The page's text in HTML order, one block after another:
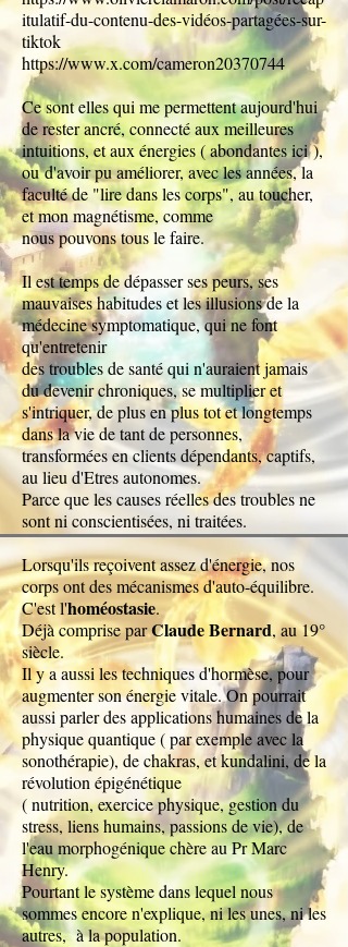
itulatif-du-contenu-des-vidéos-partagées-sur-
tiktok
https://www.x.com/cameron20370744
Ce sont elles qui me permettent aujourd'hui
de rester ancré, connecté aux meilleures
intuitions, et aux énergies ( abondantes ici),
oud'avoir pu améliorer, avec les années, la
faculté de "lire dans les corps", au toucher,
et mon magnétisme, comme
nous pouvons tous le faire.
Il est temps de dépasser ses peurs, ses
mauvaises habitudes et les illusions de la
médecine symptomatique, qui ne font
qu'entretenir
des troubles de santé qui n'auraient jamais
du devenir chroniques, se multiplier et
s'intriquer, de plus en plus tot et longtemps
dans la vie de tant de personnes,
transformées en clients dépendants, captifs,
au lieu d'Etres autonomes.
Parce que les causes réelles des troubles ne
sont ni conscientisées, ni traitées.
​Lorsqu'ils reçoivent assez d'énergie, nos
corps ont des mécanismes d'auto-équilibre.
C'est l'homéostasie.
Déjà comprise parClaude Bernard, au 19°
siècle.
Il y a aussi les techniques d'hormèse, pour
augmenter son énergie vitale. On pourrait
aussi parler des applications humaines de la
physique quantique ( par exemple avec la
sonothérapie), de chakras, et kundalini, de la
révolution épigénétique
( nutrition, exercice physique, gestion du
stress, liens humains, passions de vie), de
l'eau morphogénique chère au Pr Marc
Henry.
Pourtant le système dans lequel nous
sommes encore n'explique, ni les unes, ni les
autres, à la population.